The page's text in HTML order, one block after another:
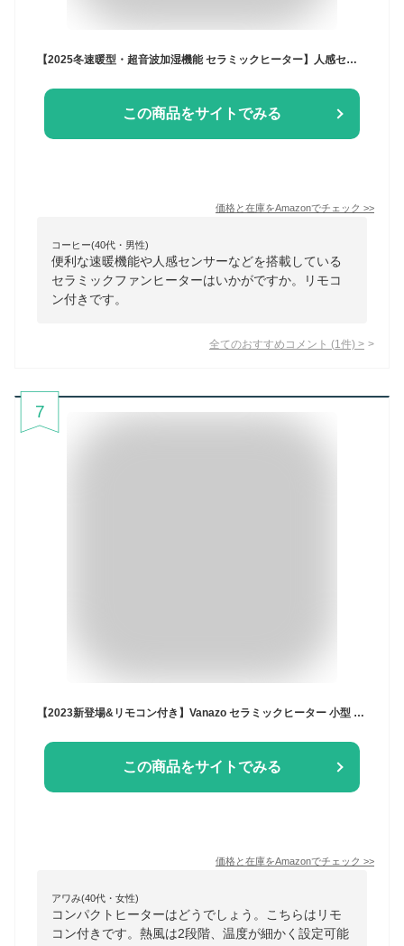
【2025冬速暖型・超音波加湿機能 セラミックヒーター】人感センサー搭載 暖房器具 省エネ セラミックファンヒーター 高濃度マイナスイオン 空気清浄 3段送風 1500W 左右自動首振り 12時間タイマー DCモーター 電気ストーブ 電気ヒーター 冷暖房 静音 LED画面 リモコン 節電対策 知能恒温 過熱保護 転倒自動OFF リビング/寝室/オフィス/キッチン/脱衣所 PSE認証済
この商品をサイトでみる
価格と在庫をAmazonでチェック >>
コーヒー(40代・男性)
便利な速暖機能や人感センサーなどを搭載している
セラミックファンヒーターはいかがですか。リモコ
ン付きです。
全てのおすすめコメント (1 件) >
7
【2023新登場&リモコン付き】Vanazo セラミックヒーター 小型 電気ファンヒーター 足元 暖房器具 速暖 温風 熱風2段階切替 液晶タッチパネル 25-32°C自由温度調節可能 切タイマー機能 携帯便利取っ手 七色LEDライト 夜間照明 コンパクト 省エネ 過熱保護 オフィス 子供部屋 リビング 脱衣所
この商品をサイトでみる
価格と在庫をAmazonでチェック >>
アワみ(40代・女性)
コンパクトヒーターはどうでしょう。こちらはリモ
コン付きです。熱風は2段階、温度が細かく設定可能